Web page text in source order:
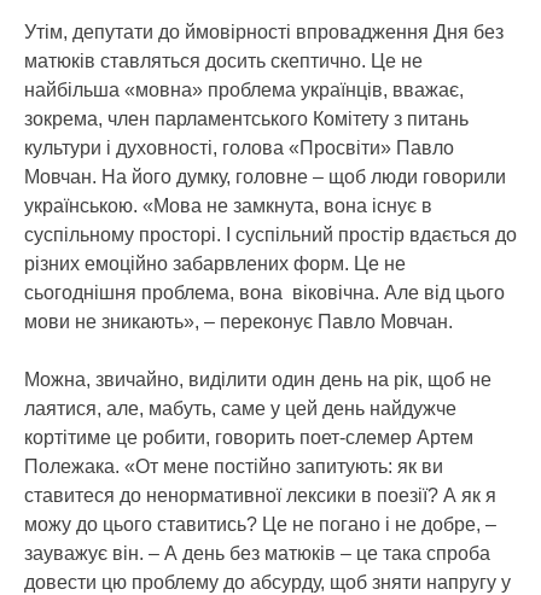
Утім, депутати до ймовірності впровадження Дня без
матюків ставляться досить скептично. Це не
найбільша «мовна» проблема українців, вважає,
зокрема, член парламентського Комітету з питань
культури і духовності, голова «Просвіти» Павло
Мовчан. На його думку, головне – щоб люди говорили
українською. «Мова не замкнута, вона існує в
суспільному просторі. І суспільний простір вдається до
різних емоційно забарвлених форм. Це не
сьогоднішня проблема, вона віковічна. Але від цього
мови не зникають», – переконує Павло Мовчан.
Можна, звичайно, виділити один день на рік, щоб не
лаятися, але, мабуть, саме у цей день найдужче
кортітиме це робити, говорить поет-слемер Артем
Полежака. «От мене постійно запитують: як ви
ставитеся до ненормативної лексики в поезії? А як я
можу до цього ставитись? Це не погано і не добре, –
зауважує він. – А день без матюків – це така спроба
довести цю проблему до абсурду, щоб зняти напругу у